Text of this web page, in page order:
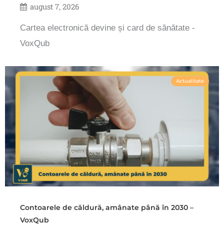
august 7, 2026
Cartea electronică devine și card de sănătate -
VoxQub
Actualitate
Contoarele de căldură, amânate până în 2030 –
VoxQub